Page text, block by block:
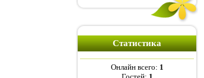
Статистика
Онлайн всего: 1